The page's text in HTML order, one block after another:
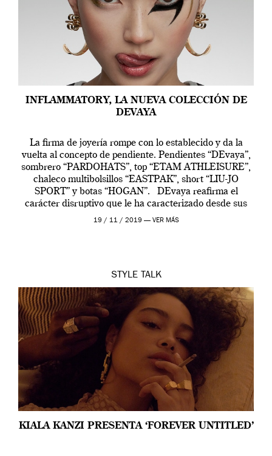
INFLAMMATORY, LA NUEVA COLECCIÓN DE
DEVAYA
La firma de joyería rompe con lo establecido y da la
vuelta al concepto de pendiente. Pendientes “DEvaya”,
sombrero “PARDOHATS”, top “ETAM ATHLEISURE”,
chaleco multibolsillos “EASTPAK”, short “LIU-JO
SPORT” y botas “HOGAN”. DEvaya reafirma el
carácter disruptivo que le ha caracterizado desde sus
inicios y nos presenta INFLAMMATORY, su nueva
19 / 11 / 2019 — VER MÁS
STYLE TALK
KIALA KANZI PRESENTA ‘FOREVER UNTITLED’